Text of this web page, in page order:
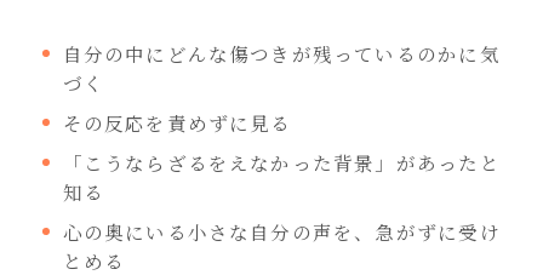
自分の中にどんな傷つきが残っているのかに気
づく
その反応を責めずに見る
「こうならざるをえなかった背景」があったと
知る
心の奥にいる小さな自分の声を、急がずに受け
とめる